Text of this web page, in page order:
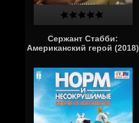
Сержант Стабби:
Американский герой (2018)